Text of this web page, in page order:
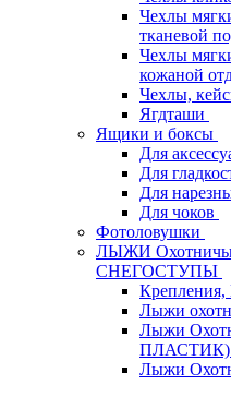
Чехлы
тканевой
Чехлы
кожаной
Чехлы,
Ягдташи
Ящики и боксы
Для
Для
Для
Для чоков
Фотоловушки
ЛЫЖИ
СНЕГОСТУПЫ
Лыжи
Лыжи
ПЛАСТИК)
Лыжи